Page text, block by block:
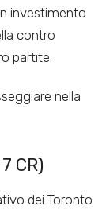
investimento
contro
partite.
nella
CR)
dei Toronto